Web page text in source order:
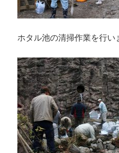
ホタル池の清掃作業を行い